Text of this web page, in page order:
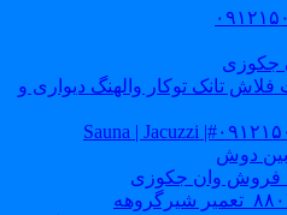
تانک توکار والهنگ دیواری و
دوش